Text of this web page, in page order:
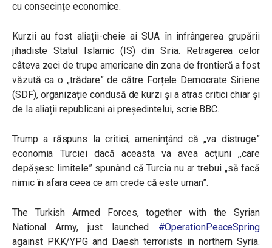
cu consecințe economice.
Kurzii au fost aliații-cheie ai SUA în înfrângerea grupării
jihadiste Statul Islamic (IS) din Siria. Retragerea celor
câteva zeci de trupe americane din zona de frontieră a fost
văzută ca o „trădare” de către Forțele Democrate Siriene
(SDF), organizație condusă de kurzi și a atras critici chiar și
de la aliații republicani ai președintelui, scrie BBC.
Trump a răspuns la critici, amenințând că „va distruge”
economia Turciei dacă aceasta va avea acțiuni ,,care
depășesc limitele” spunând că Turcia nu ar trebui „să facă
nimic în afara ceea ce am crede că este uman”.
The Turkish Armed Forces, together with the Syrian
National Army, just launched #OperationPeaceSpring
against PKK/YPG and Daesh terrorists in northern Syria.